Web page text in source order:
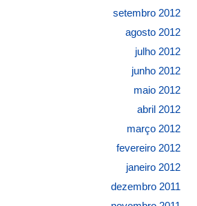
setembro 2012
agosto 2012
julho 2012
junho 2012
maio 2012
abril 2012
março 2012
fevereiro 2012
janeiro 2012
dezembro 2011